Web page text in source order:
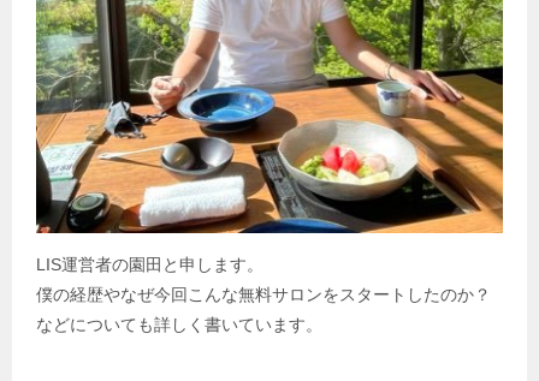
LIS運営者の園田と申します。
僕の経歴やなぜ今回こんな無料サロンをスタートしたのか？
などについても詳しく書いています。